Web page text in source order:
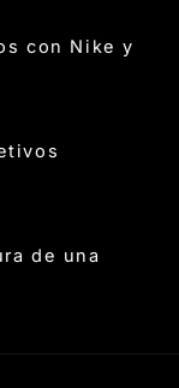
con Nike y
de una